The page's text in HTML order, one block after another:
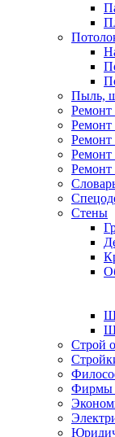
Пыль,
Ремонт
Ремонт
Ремонт
Ремонт
Стены
Строй
Фирмы